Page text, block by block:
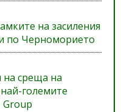
на засиления
по Черноморието
среща на
големите
Group